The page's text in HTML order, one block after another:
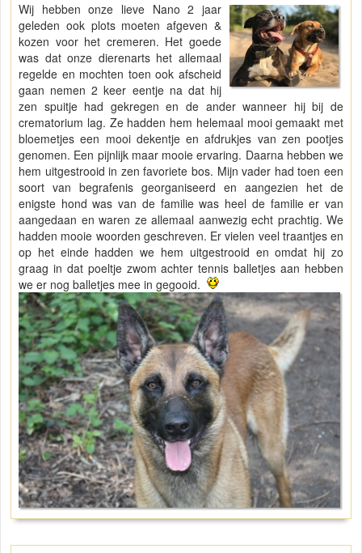
Wij hebben onze lieve Nano 2 jaar
geleden ook plots moeten afgeven &
kozen voor het cremeren. Het goede
was dat onze dierenarts het allemaal
regelde en mochten toen ook afscheid
gaan nemen 2 keer eentje na dat hij
zen spuitje had gekregen en de ander wanneer hij bij de
crematorium lag. Ze hadden hem helemaal mooi gemaakt met
bloemetjes een mooi dekentje en afdrukjes van zen pootjes
genomen. Een pijnlijk maar mooie ervaring. Daarna hebben we
hem uitgestrooid in zen favoriete bos. Mijn vader had toen een
soort van begrafenis georganiseerd en aangezien het de
enigste hond was van de familie was heel de familie er van
aangedaan en waren ze allemaal aanwezig echt prachtig. We
hadden mooie woorden geschreven. Er vielen veel traantjes en
op het einde hadden we hem uitgestrooid en omdat hij zo
graag in dat poeltje zwom achter tennis balletjes aan hebben
we er nog balletjes mee in gegooid.